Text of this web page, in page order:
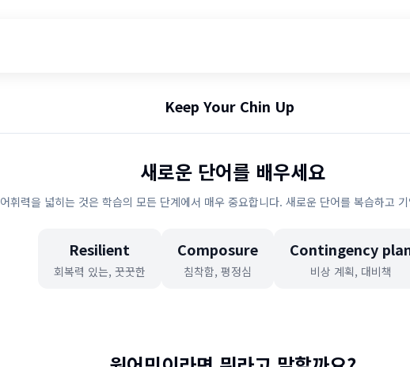
Keep Your Chin Up
새로운 단어를 배우세요
어휘력을 넓히는 것은 학습의 모든 단계에서 매우 중요합니다. 새로운 단어를 복습하고
Resilient
회복력 있는, 꿋꿋한
Composure
침착함, 평정심
Contingency
비상 계획, 대비책